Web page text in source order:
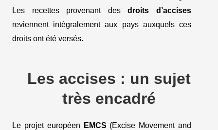
Les recettes provenant desdroits d’accises
reviennent intégralement aux pays auxquels ces
droits ont été versés.
Les accises : un sujet
très encadré
Le projet européen EMCS (Excise Movement and